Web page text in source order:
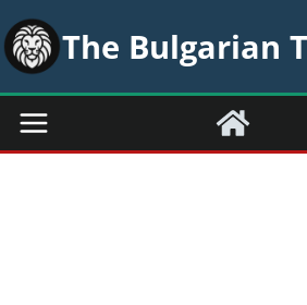
Skip
to
content
The Bulgarian